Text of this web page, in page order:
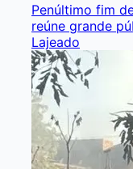
Penúltimo fim
reúne grande
Lajeado